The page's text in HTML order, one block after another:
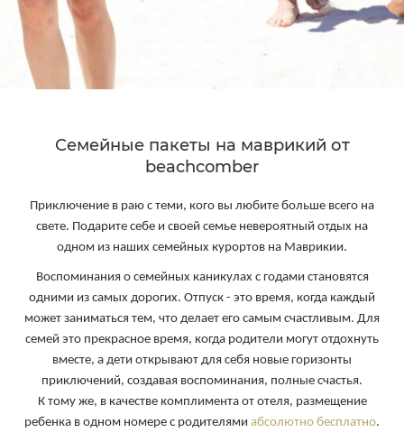
Семейные пакеты на маврикий от
beachcomber
Приключение в раю с теми, кого вы любите больше всего на
свете. Подарите себе и своей семье невероятный отдых на
одном из наших семейных курортов на Маврикии.
Воспоминания о семейных каникулах с годами становятся
одними из самых дорогих. Отпуск - это время, когда каждый
может заниматься тем, что делает его самым счастливым. Для
семей это прекрасное время, когда родители могут отдохнуть
вместе, а дети открывают для себя новые горизонты
приключений, создавая воспоминания, полные счастья.
К тому же, в качестве комплимента от отеля, размещение
ребенка в одном номере с родителями абсолютно бесплатно.